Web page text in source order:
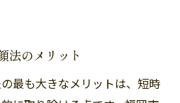
ルな施術の流れ
ロンの選び方
アの必要性と効果
法のメリット
最も大きなメリットは、短時